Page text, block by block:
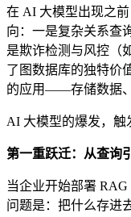
在 AI 大模型出现之
向：一是复杂关系查
是欺诈检测与风控（
了图数据库的独特价
的应用——存储数据、
AI 大模型的爆发，触
第一重跃迁：从查询
当企业开始部署
问题是：把什么存进